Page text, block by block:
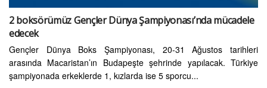
2 boksörümüz Gençler Dünya Şampiyonası’nda mücadele
edecek
Gençler Dünya Boks Şampiyonası, 20-31 Ağustos tarihleri
arasında Macaristan’ın Budapeşte şehrinde yapılacak. Türkiye
şampiyonada erkeklerde 1, kızlarda ise 5 sporcu...